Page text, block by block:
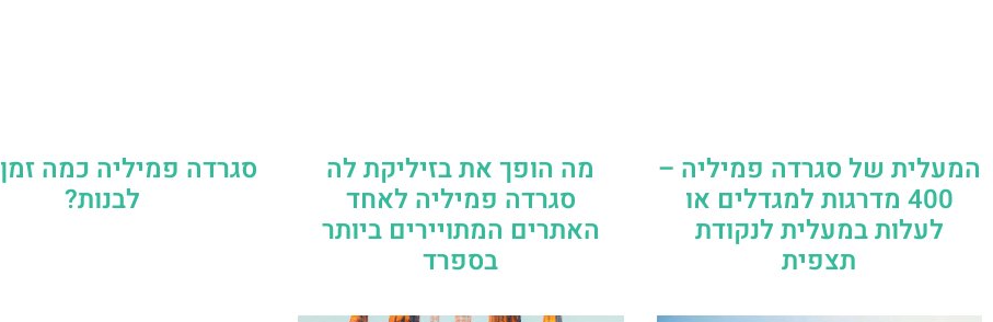
המעלית של סגרדה פמיליה –
400 מדרגות למגדלים או
לעלות במעלית לנקודת
תצפית
מה הופך את בזיליקת לה
סגרדה פמיליה לאחד
האתרים המתויירים ביותר
בספרד
סגרדה פמיליה כמה
לבנות?